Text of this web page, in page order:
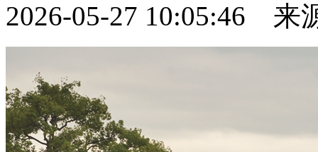
2026-05-27 10:05:46 来